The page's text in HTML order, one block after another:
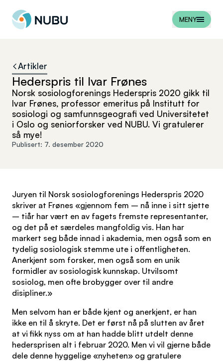
Til forsiden
MENY
Artikler
Hederspris til Ivar Frønes
Norsk sosiologforenings Hederspris 2020 gikk til
Ivar Frønes, professor emeritus på Institutt for
sosiologi og samfunnsgeografi ved Universitetet
i Oslo og seniorforsker ved NUBU. Vi gratulerer
så mye!
Publisert: 7. desember 2020
Juryen til Norsk sosiologforenings Hederspris 2020
skriver at Frønes «gjennom fem – nå inne i sitt sjette
– tiår har vært en av fagets fremste representanter,
og det på et særdeles mangfoldig vis. Han har
markert seg både innad i akademia, men også som en
tydelig sosiologisk stemme ute i offentligheten.
Anerkjent som forsker, men også som en unik
formidler av sosiologisk kunnskap. Utvilsomt
sosiolog, men ofte brobygger over til andre
disipliner.»
Men selvom han er både kjent og anerkjent, er han
ikke en til å skryte. Det er først nå på slutten av året
at vi fikk nyss om at han hadde blitt utdelt denne
hedersprisen alt i februar 2020. Men vi vil gjerne både
dele denne hyggelige «nyheten» og gratulere